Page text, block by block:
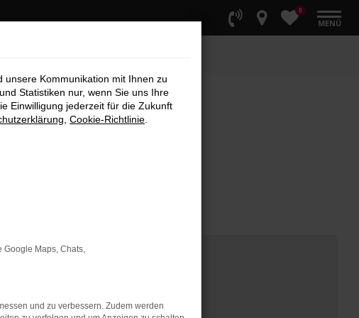
0
MENÜ
Kommunikation mit Ihnen zu
Statistiken nur, wenn Sie uns Ihre
Einwilligung jederzeit für die Zukunft
Cookie-Richtlinie
Google Maps, Chats,
und zu verbessern. Zudem werden